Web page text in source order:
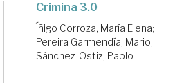
Crimina 3.0
Íñigo Corroza, María Elena;
Pereira Garmendía, Mario;
Sánchez-Ostiz, Pablo